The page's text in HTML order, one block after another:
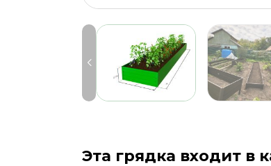
Эта грядка входит в